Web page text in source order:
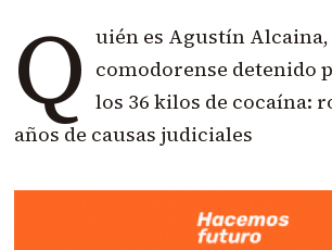
Q uién es Agustín Alcaina,
comodorense detenido
los 36 kilos de cocaína:
años de causas judiciales